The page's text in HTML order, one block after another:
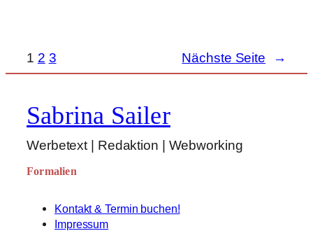
1 2 3 Nächste Seite →
Sabrina Sailer
Werbetext | Redaktion | Webworking
Formalien
Kontakt & Termin buchen!
Impressum